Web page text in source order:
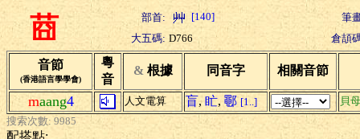
莔 部首: [140]
筆
大五碼: D766 倉頡
音節
(香港語言學學會)
粵
音
& 根據 同音字 相關音節
maang4 人文電算 盲, 盳, 鄳 [1..]
貝
搜索次數: 9985
配搭點: